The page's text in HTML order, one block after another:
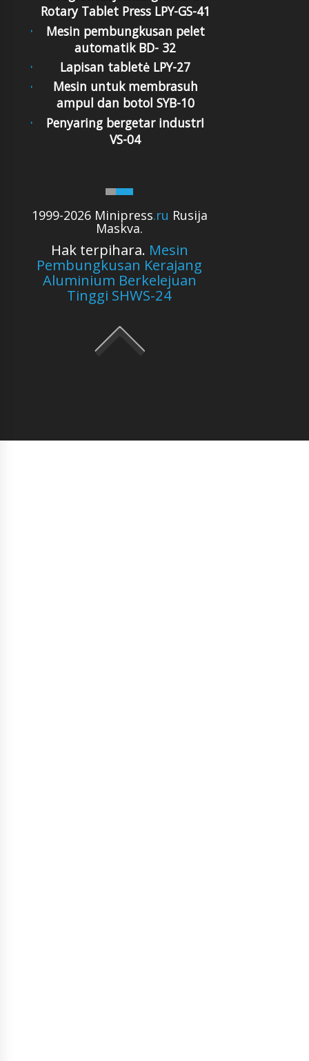
1999-2026 Minipress.ru Rusija
Maskva.
Hak terpihara. Mesin
Pembungkusan Kerajang
Aluminium Berkelejuan
Tinggi SHWS-24
Rotary Tablet Press LPY-GS-41
Mesin pembungkusan pelet
automatik BD- 32
Lapisan tabletė LPY-27
Mesin untuk membrasuh
ampul dan botol SYB-10
Penyaring bergetar industrI
VS-04